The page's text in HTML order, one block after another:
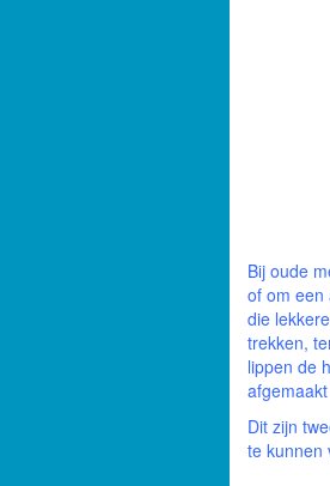
Bij oude
of om een
die
trekken,
lippen de
Dit zijn
te kunnen